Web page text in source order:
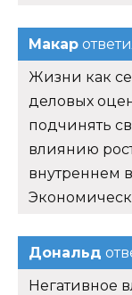
Макар
Жизни как
деловых
подчинять
влиянию
внутреннем
Дональд
Негативное